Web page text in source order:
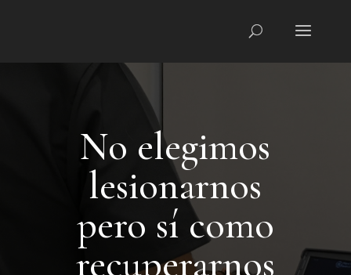
No elegimos
lesionarnos
pero sí como
recuperarnos